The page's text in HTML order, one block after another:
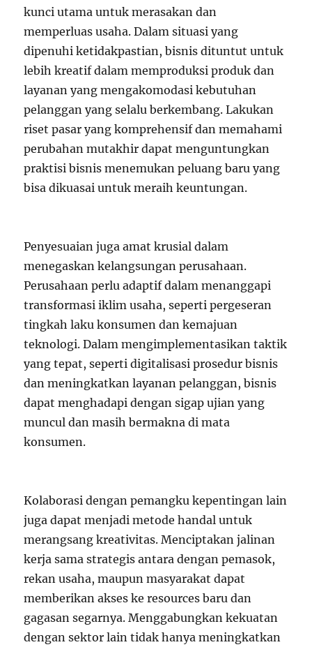
kunci utama untuk merasakan dan
memperluas usaha. Dalam situasi yang
dipenuhi ketidakpastian, bisnis dituntut untuk
lebih kreatif dalam memproduksi produk dan
layanan yang mengakomodasi kebutuhan
pelanggan yang selalu berkembang. Lakukan
riset pasar yang komprehensif dan memahami
perubahan mutakhir dapat menguntungkan
praktisi bisnis menemukan peluang baru yang
bisa dikuasai untuk meraih keuntungan.
Penyesuaian juga amat krusial dalam
menegaskan kelangsungan perusahaan.
Perusahaan perlu adaptif dalam menanggapi
transformasi iklim usaha, seperti pergeseran
tingkah laku konsumen dan kemajuan
teknologi. Dalam mengimplementasikan taktik
yang tepat, seperti digitalisasi prosedur bisnis
dan meningkatkan layanan pelanggan, bisnis
dapat menghadapi dengan sigap ujian yang
muncul dan masih bermakna di mata
konsumen.
Kolaborasi dengan pemangku kepentingan lain
juga dapat menjadi metode handal untuk
merangsang kreativitas. Menciptakan jalinan
kerja sama strategis antara dengan pemasok,
rekan usaha, maupun masyarakat dapat
memberikan akses ke resources baru dan
gagasan segarnya. Menggabungkan kekuatan
dengan sektor lain tidak hanya meningkatkan